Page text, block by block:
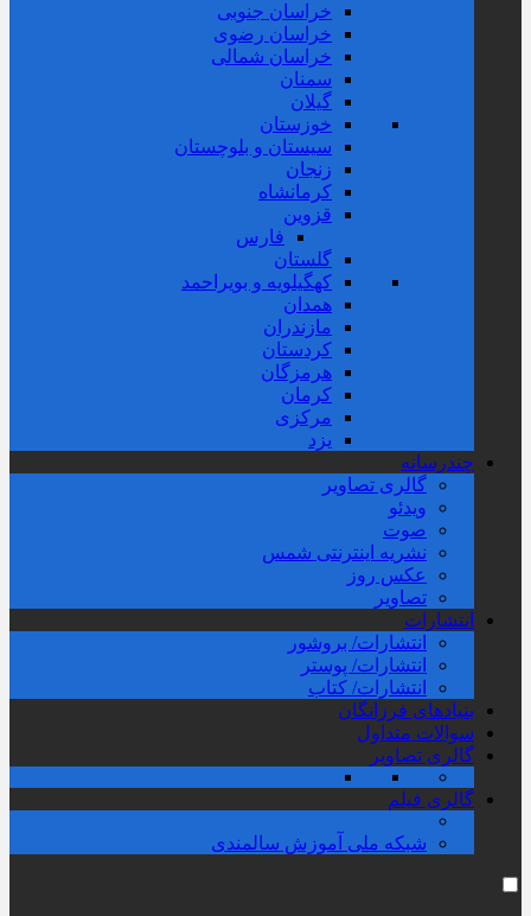
خراسان جنوبی
خراسان رضوی
خراسان شمالی
سمنان
گیلان
خوزستان
سیستان و بلوچستان
زنجان
کرمانشاه
قزوین
فارس
گلستان
کهگیلویه و بویراحمد
همدان
مازندران
کردستان
هرمزگان
کرمان
مرکزی
یزد
چندرسانه
گالری تصاویر
ویدئو
صوت
نشریه اینترنتی شمس
عکس روز
تصاویر
انتشارات
انتشارات/ بروشور
انتشارات/ پوستر
انتشارات/ کتاب
بنیادهای فرزانگان
سوالات متداول
گالری تصاویر
گالری فیلم
شبکه ملی آموزش سالمندی